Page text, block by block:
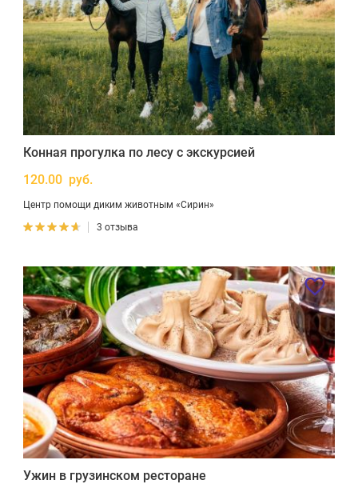
Конная прогулка по лесу с экскурсией
120.00 руб.
Центр помощи диким животным «Сирин»
3 отзыва
Ужин в грузинском ресторане